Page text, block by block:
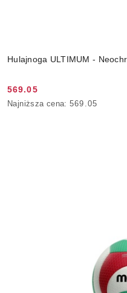
Hulajnoga ULTIMUM -
Cena
promocyjna:
569.05
Najniższa
Najniższa cena: 569.05